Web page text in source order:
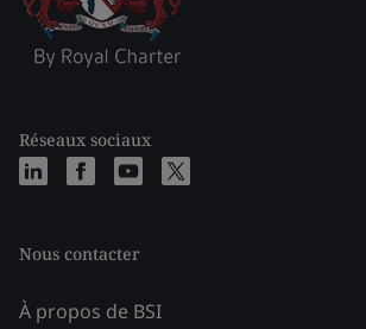
Réseaux sociaux
Nous contacter
À propos de BSI